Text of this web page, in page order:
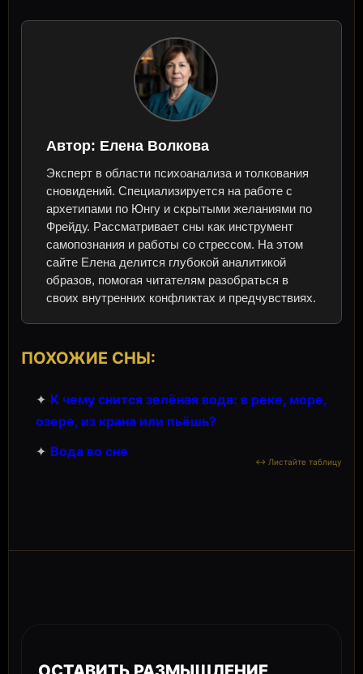
Автор: Елена Волкова
Эксперт в области психоанализа и толкования
сновидений. Специализируется на работе с
архетипами по Юнгу и скрытыми желаниями по
Фрейду. Рассматривает сны как инструмент
самопознания и работы со стрессом. На этом
сайте Елена делится глубокой аналитикой
образов, помогая читателям разобраться в
своих внутренних конфликтах и предчувствиях.
ПОХОЖИЕ СНЫ:
✦ К чему снится зелёная вода: в реке, море,
озере, из крана или пьёшь?
✦ Вода во сне